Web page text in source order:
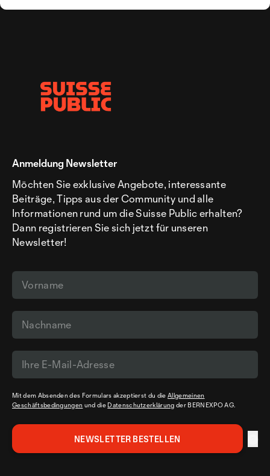
Anmeldung Newsletter
Möchten Sie exklusive Angebote, interessante
Beiträge, Tipps aus der Community und alle
Informationen rund um die Suisse Public erhalten?
Dann registrieren Sie sich jetzt für unseren
Newsletter!
Mit dem Absenden des Formulars akzeptierst du dieAllgemeinen
Geschäftsbedingungen und die Datenschutzerklärung der BERNEXPO AG.